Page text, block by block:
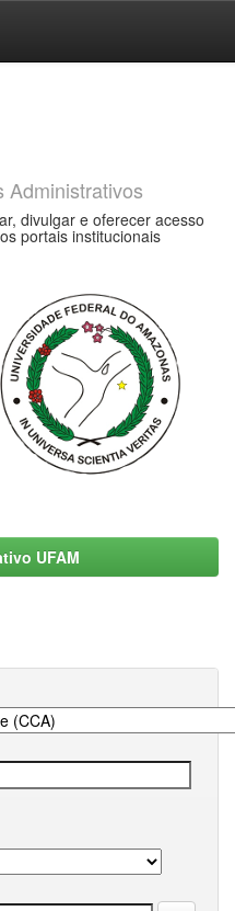
Administrativos
divulgar e oferecer acesso
portais institucionais
UFAM